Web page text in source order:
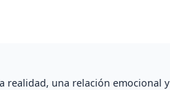
realidad, una relación emocional y